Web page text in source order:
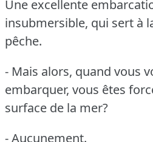
Une excellente
insubmersible, qui sert à
pêche.
- Mais alors, quand vous
embarquer, vous êtes
surface de la mer?
- Aucunement.